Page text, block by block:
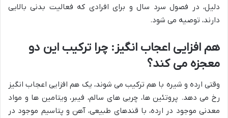
دلیل، در فصول سرد سال و برای افرادی که فعالیت بدنی بالایی
دارند، توصیه می شود.
هم افزایی اعجاب انگیز: چرا ترکیب این دو
معجزه می کند؟
وقتی ارده و شیره با هم ترکیب می شوند، یک هم افزایی اعجاب انگیز
رخ می دهد. پروتئین ها، چربی های سالم، فیبر، ویتامین ها و مواد
معدنی موجود در ارده، با قندهای طبیعی، آهن و پتاسیم موجود در